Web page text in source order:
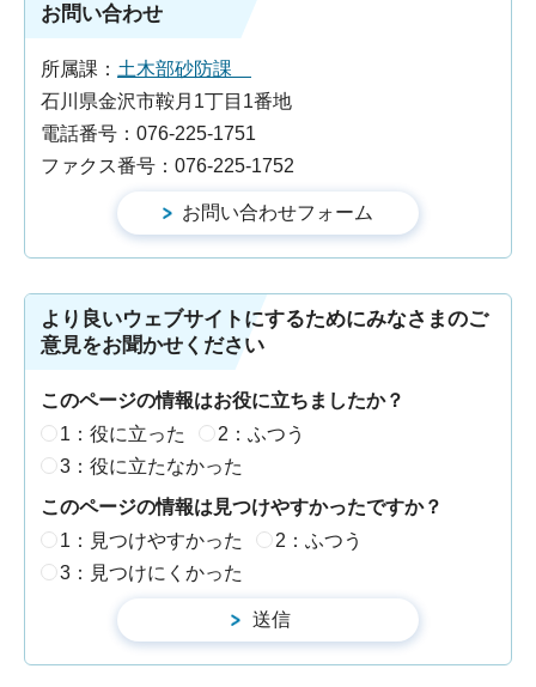
お問い合わせ
所属課： 土木部砂防課
石川県金沢市鞍月1丁目1番地
電話番号：076-225-1751
ファクス番号：076-225-1752
より良いウェブサイトにするためにみなさまのご
意見をお聞かせください
このページの情報はお役に立ちましたか？
1：役に立った
2：ふつう
3：役に立たなかった
このページの情報は見つけやすかったですか？
1：見つけやすかった
2：ふつう
3：見つけにくかった